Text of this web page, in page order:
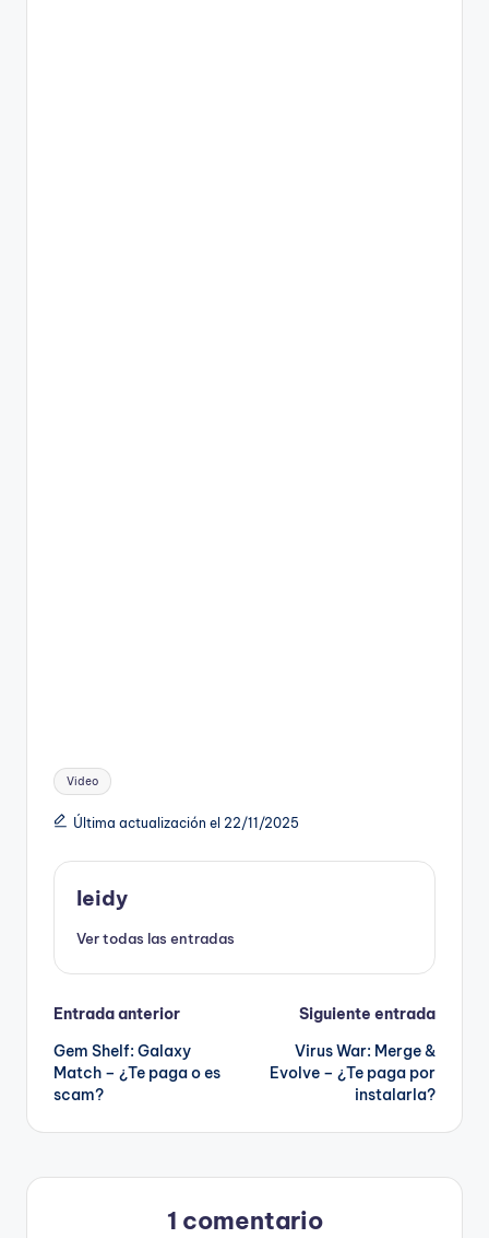
Etiquetas:
Video
Última actualización el 22/11/2025
leidy
Ver todas las entradas
Navegación
de
entradas
Entrada anterior
Gem Shelf: Galaxy
Match – ¿Te paga o es
scam?
Siguiente entrada
Virus War: Merge &
Evolve – ¿Te paga por
instalarla?
1 comentario